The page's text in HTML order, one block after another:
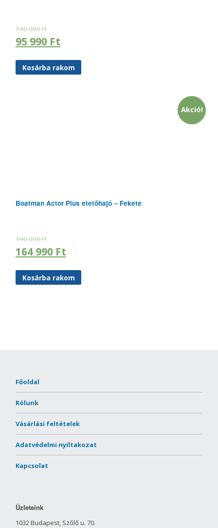
140 000Ft
95 990 Ft
Kosárba rakom
Akció!
Boatman Actor Plus etetőhajó – Fekete
190 000Ft
164 990 Ft
Kosárba rakom
Főoldal
Rólunk
Vásárlási feltételek
Adatvédelmi nyiltakozat
Kapcsolat
Üzleteink
1032 Budapest, Szőlő u. 70.